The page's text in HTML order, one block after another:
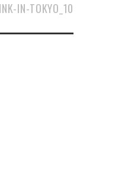
IN-TOKYO_10